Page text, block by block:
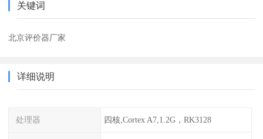
关键词
北京评价器厂家
详细说明
处理器 四核,Cortex A7,1.2G，RK3128